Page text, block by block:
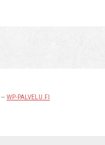
— WP-PALVELU.FI